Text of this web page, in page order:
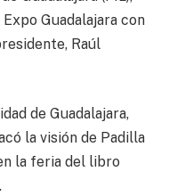
Guadalajara con
Raúl
de Guadalajara,
la visión de Padilla
la feria del libro